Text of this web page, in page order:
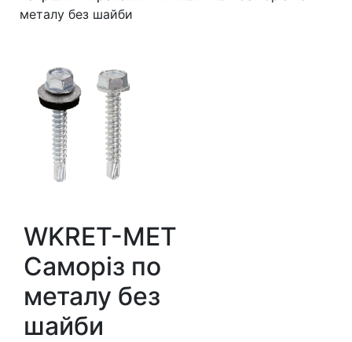
металу без шайби
WKRET-MET
Саморіз по
металу без
шайби